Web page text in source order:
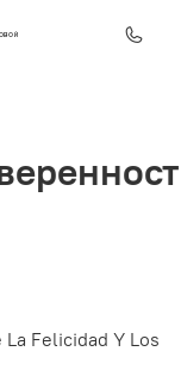
Felicidad Y Los